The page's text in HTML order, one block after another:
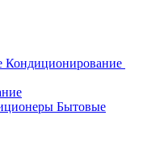
Кондиционирование
Бытовые